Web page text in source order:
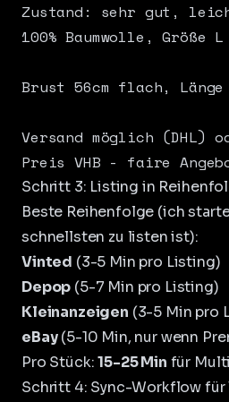
Zustand: sehr gut,
100% Baumwolle, Größe L
Brust 56cm flach, Länge
Versand möglich (DHL)
Schritt 3: Listing in
Beste Reihenfolge (ich
schnellsten zu listen ist):
Vinted (3-5 Min pro Listing)
Depop (5-7 Min pro Listing)
Kleinanzeigen (3-5 Min pro
eBay(5-10 Min, nur wenn
Pro Stück:15-25 Min für
Schritt 4: Sync-Workflow für